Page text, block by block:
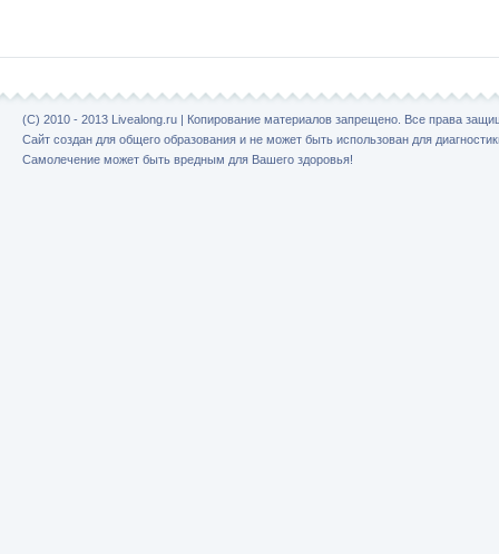
(C) 2010 - 2013 Livealong.ru | Копирование материалов запрещено. Все права
Сайт создан для общего образования и не может быть использован для
Самолечение может быть вредным для Вашего здоровья!